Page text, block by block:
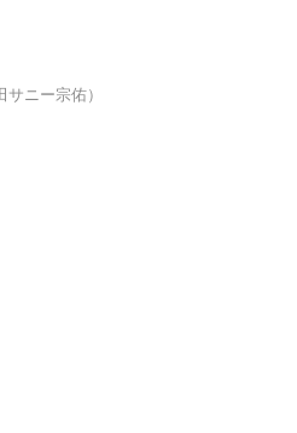
サニー宗佑）